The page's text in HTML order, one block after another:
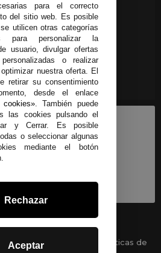
Políticas de privacidad
Políticas de
para el correcto
del sitio web. Es posible
utilicen otras categorías
para personalizar la
usuario, divulgar ofertas
o realizar
nuestra oferta. El
retirar su consentimiento
desde el enlace
. También puede
las cookies pulsando el
y Cerrar. Es posible
o seleccionar algunas
mediante el botón
Rechazar
Aceptar